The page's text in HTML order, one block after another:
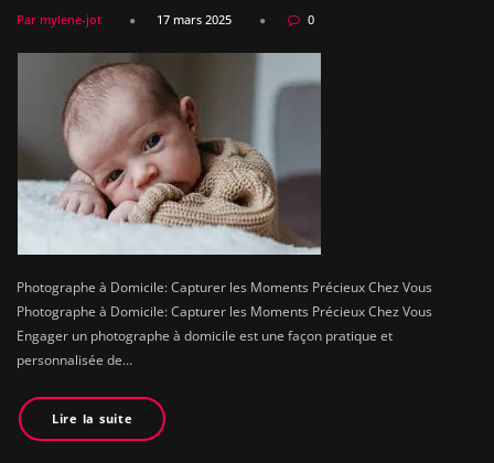
Par mylene-jot 17 mars 2025 0
Photographe à Domicile: Capturer les Moments Précieux Chez Vous
Photographe à Domicile: Capturer les Moments Précieux Chez Vous
Engager un photographe à domicile est une façon pratique et
personnalisée de…
Lire la suite